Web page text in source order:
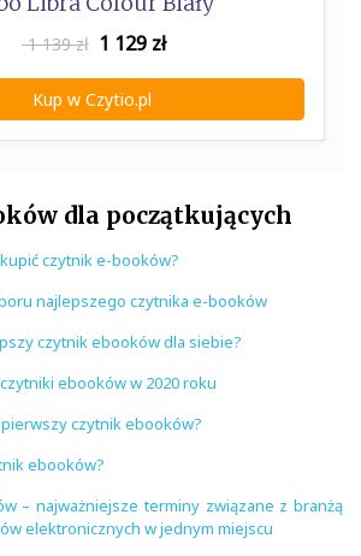
1 139 zł 1 129zł
Kup w Czytio.pl
dla początkujących
czytnik e-booków?
najlepszego czytnika e-booków
czytnik ebooków dla siebie?
ebooków w 2020 roku
pierwszy czytnik ebooków?
ebooków?
– najważniejsze terminy związane z branżą
elektronicznych w jednym miejscu